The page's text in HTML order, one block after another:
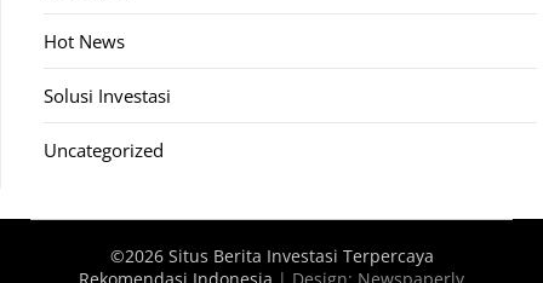
Hot News
Solusi Investasi
Uncategorized
©2026 Situs Berita Investasi Terpercaya